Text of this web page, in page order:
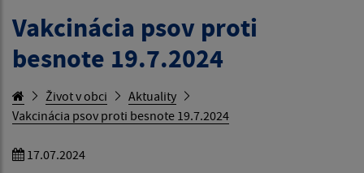
Vakcinácia psov proti
besnote 19.7.2024
Život v obci
Aktuality
Vakcinácia psov proti besnote 19.7.2024
17.07.2024